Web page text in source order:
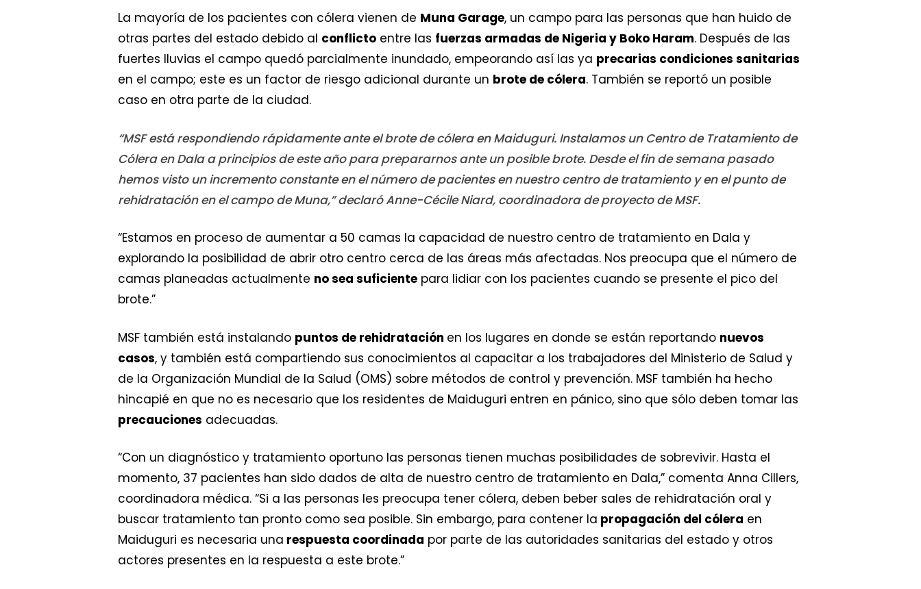
La mayoría de los pacientes con cólera vienen de Muna Garage, un campo para las personas que han huido de
otras partes del estado debido al conflicto entre las fuerzas armadas de Nigeria y Boko Haram. Después de las
fuertes lluvias el campo quedó parcialmente inundado, empeorando así las ya precarias condiciones sanitarias
en el campo; este es un factor de riesgo adicional durante un brote de cólera. También se reportó un posible
caso en otra parte de la ciudad.
“MSF está respondiendo rápidamente ante el brote de cólera en Maiduguri. Instalamos un Centro de Tratamiento de
Cólera en Dala a principios de este año para prepararnos ante un posible brote. Desde el fin de semana pasado
hemos visto un incremento constante en el número de pacientes en nuestro centro de tratamiento y en el punto de
rehidratación en el campo de Muna,” declaró Anne-Cécile Niard, coordinadora de proyecto de MSF.
“Estamos en proceso de aumentar a 50 camas la capacidad de nuestro centro de tratamiento en Dala y
explorando la posibilidad de abrir otro centro cerca de las áreas más afectadas. Nos preocupa que el número de
camas planeadas actualmente no sea suficiente para lidiar con los pacientes cuando se presente el pico del
brote.”
MSF también está instalando puntos de rehidratación en los lugares en donde se están reportando nuevos
casos, y también está compartiendo sus conocimientos al capacitar a los trabajadores del Ministerio de Salud y
de la Organización Mundial de la Salud (OMS) sobre métodos de control y prevención. MSF también ha hecho
hincapié en que no es necesario que los residentes de Maiduguri entren en pánico, sino que sólo deben tomar las
precauciones adecuadas.
“Con un diagnóstico y tratamiento oportuno las personas tienen muchas posibilidades de sobrevivir. Hasta el
momento, 37 pacientes han sido dados de alta de nuestro centro de tratamiento en Dala,” comenta Anna Cillers,
coordinadora médica. “Si a las personas les preocupa tener cólera, deben beber sales de rehidratación oral y
buscar tratamiento tan pronto como sea posible. Sin embargo, para contener la propagación del cólera en
Maiduguri es necesaria una respuesta coordinada por parte de las autoridades sanitarias del estado y otros
actores presentes en la respuesta a este brote.”